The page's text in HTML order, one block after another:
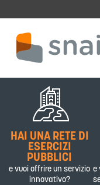
HAI UNA RETE DI
ESERCIZI
PUBBLICI
e vuoi offrire un servizio
innovativo?
e